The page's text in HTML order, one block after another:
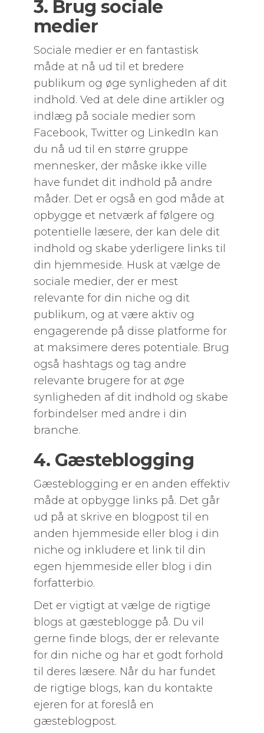
3. Brug sociale
medier
Sociale medier er en fantastisk
måde at nå ud til et bredere
publikum og øge synligheden af dit
indhold. Ved at dele dine artikler og
indlæg på sociale medier som
Facebook, Twitter og LinkedIn kan
du nå ud til en større gruppe
mennesker, der måske ikke ville
have fundet dit indhold på andre
måder. Det er også en god måde at
opbygge et netværk af følgere og
potentielle læsere, der kan dele dit
indhold og skabe yderligere links til
din hjemmeside. Husk at vælge de
sociale medier, der er mest
relevante for din niche og dit
publikum, og at være aktiv og
engagerende på disse platforme for
at maksimere deres potentiale. Brug
også hashtags og tag andre
relevante brugere for at øge
synligheden af dit indhold og skabe
forbindelser med andre i din
branche.
4. Gæsteblogging
Gæsteblogging er en anden effektiv
måde at opbygge links på. Det går
ud på at skrive en blogpost til en
anden hjemmeside eller blog i din
niche og inkludere et link til din
egen hjemmeside eller blog i din
forfatterbio.
Det er vigtigt at vælge de rigtige
blogs at gæsteblogge på. Du vil
gerne finde blogs, der er relevante
for din niche og har et godt forhold
til deres læsere. Når du har fundet
de rigtige blogs, kan du kontakte
ejeren for at foreslå en
gæsteblogpost.